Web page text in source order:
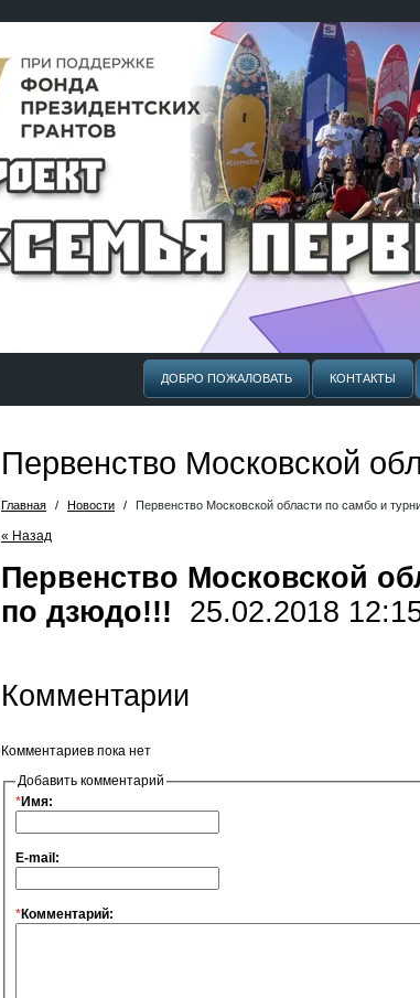
ДОБРО ПОЖАЛОВАТЬ КОНТАКТЫ
Первенство Московской
Главная / Новости / Первенство Московской области по самбо и
« Назад
Первенство Московской
по дзюдо!!! 25.02.2018
Комментарии
Комментариев пока нет
Добавить комментарий
*Имя:
E-mail:
*Комментарий: